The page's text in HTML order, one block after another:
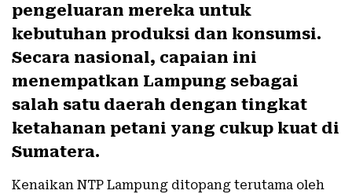
pengeluaran mereka untuk
kebutuhan produksi dan konsumsi.
Secara nasional, capaian ini
menempatkan Lampung sebagai
salah satu daerah dengan tingkat
ketahanan petani yang cukup kuat di
Sumatera.
Kenaikan NTP Lampung ditopang terutama oleh